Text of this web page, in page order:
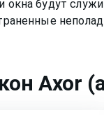
будут
Axor